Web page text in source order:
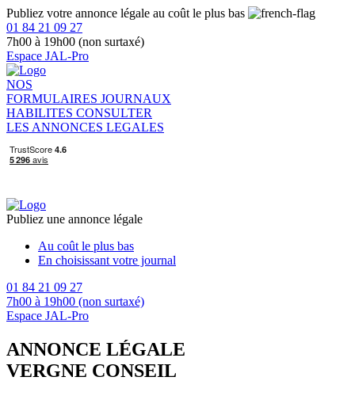
Publiez votre annonce légale au coût le plus bas
01 84 21 09 27
7h00 à 19h00 (non surtaxé)
Espace JAL-Pro
NOS
FORMULAIRES JOURNAUX
HABILITES CONSULTER
LES ANNONCES LEGALES
Publiez une annonce légale
Au coût le plus bas
En choisissant votre journal
01 84 21 09 27
7h00 à 19h00 (non surtaxé)
Espace JAL-Pro
ANNONCE LÉGALE
VERGNE CONSEIL